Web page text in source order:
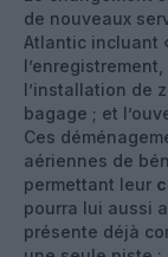
de nouveaux
Atlantic incluant
l’installation de
bagage ; et
Ces
aériennes de
permettant leur
pourra lui aussi
présente déjà